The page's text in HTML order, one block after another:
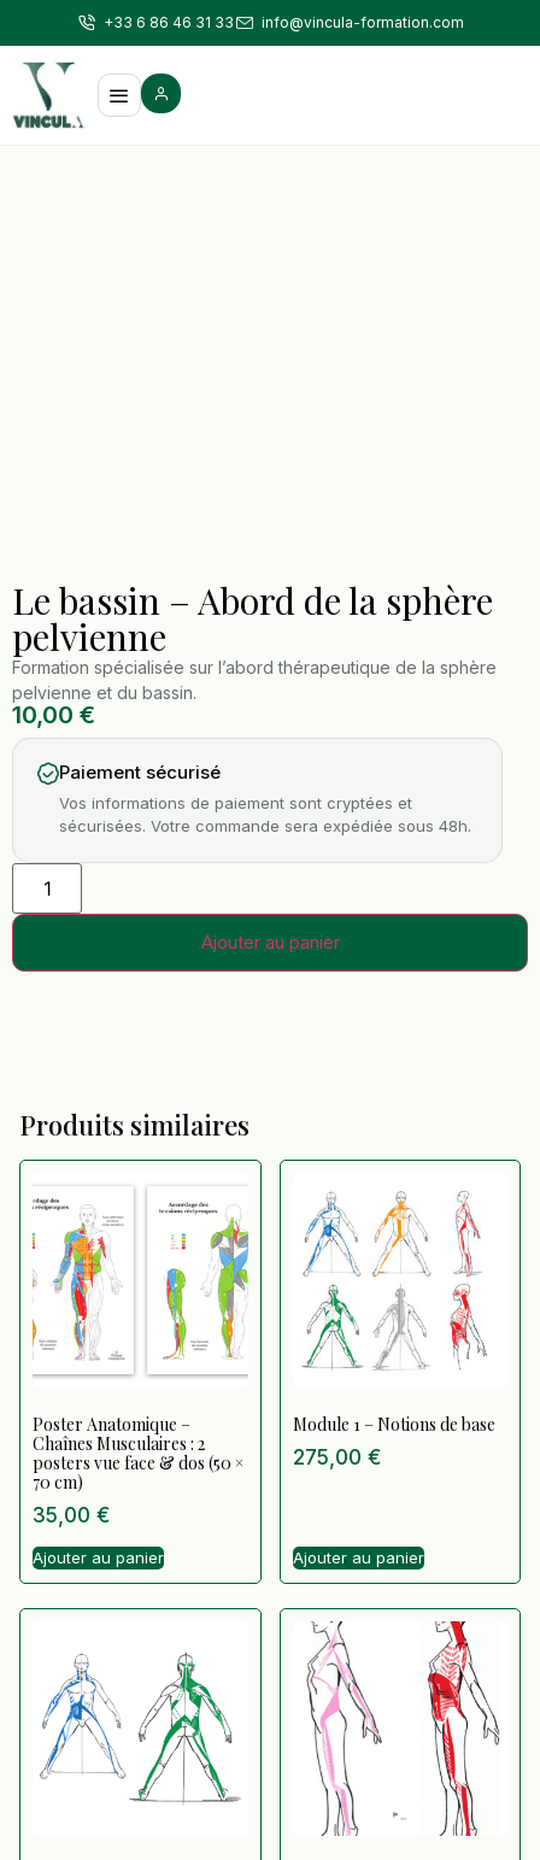
+33 6 86 46 31 33 info@vincula-formation.com
Le bassin – Abord de la sphère
pelvienne
Formation spécialisée sur l’abord thérapeutique de la sphère
pelvienne et du bassin.
10,00 €
Paiement sécurisé
Vos informations de paiement sont cryptées et
sécurisées. Votre commande sera expédiée sous 48h.
Ajouter au panier
Alternative:
Produits similaires
Poster Anatomique –
Chaînes Musculaires : 2
posters vue face & dos (50 ×
70 cm)
35,00 €
Ajouter au panier
Module 1 – Notions de base
275,00 €
Ajouter au panier